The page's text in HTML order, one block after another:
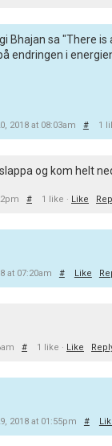
Bhajan sa "There is
endringen i
2018 at 08:03am # 1
og kom helt
# 1 like · Like
at 07:20am # Like
# 1 like · Like
2018 at 01:55pm #